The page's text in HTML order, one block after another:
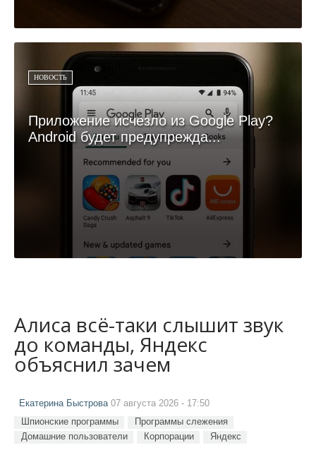
НОВОСТЬ
Приложение исчезло из Google Play?
Android будет предупрежда...
Алиса всё-таки слышит звук
до команды, Яндекс
объяснил зачем
Екатерина Быстрова07 августа 2026 - 17:50
Шпионские программы
Программы слежения
Домашние пользователи
Корпорации Яндекс